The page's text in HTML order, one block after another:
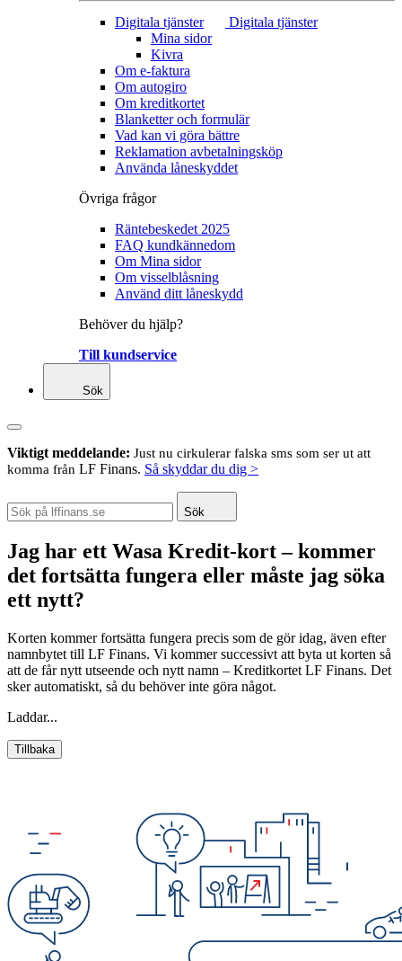
Digitala tjänster
Digitala tjänster
Mina sidor
Kivra
Om e-faktura
Om autogiro
Om kreditkortet
Blanketter och formulär
Vad kan vi göra bättre
Reklamation avbetalningsköp
Använda låneskyddet
Övriga frågor
Räntebeskedet 2025
FAQ kundkännedom
Om Mina sidor
Om visselblåsning
Använd ditt låneskydd
Behöver du hjälp?
Till kundservice
Sök
Viktigt meddelande: Just nu cirkulerar falska sms som ser ut att
komma från LF Finans. Så skyddar du dig >
Sök
Jag har ett Wasa Kredit-kort – kommer
det fortsätta fungera eller måste jag söka
ett nytt?
Korten kommer fortsätta fungera precis som de gör idag, även efter
namnbytet till LF Finans. Vi kommer successivt att byta ut korten så
att de får nytt utseende och nytt namn – Kreditkortet LF Finans. Det
sker automatiskt, så du behöver inte göra något.
Laddar...
Tillbaka